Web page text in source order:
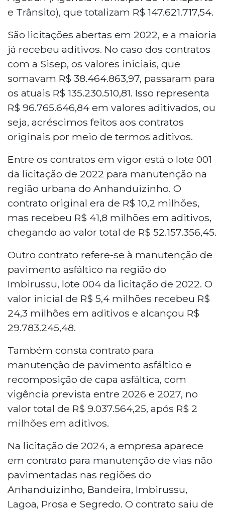
e Trânsito), que totalizam R$ 147.621.717,54.
São licitações abertas em 2022, e a maioria
já recebeu aditivos. No caso dos contratos
com a Sisep, os valores iniciais, que
somavam R$ 38.464.863,97, passaram para
os atuais R$ 135.230.510,81. Isso representa
R$ 96.765.646,84 em valores aditivados, ou
seja, acréscimos feitos aos contratos
originais por meio de termos aditivos.
Entre os contratos em vigor está o lote 001
da licitação de 2022 para manutenção na
região urbana do Anhanduizinho. O
contrato original era de R$ 10,2 milhões,
mas recebeu R$ 41,8 milhões em aditivos,
chegando ao valor total de R$ 52.157.356,45.
Outro contrato refere-se à manutenção de
pavimento asfáltico na região do
Imbirussu, lote 004 da licitação de 2022. O
valor inicial de R$ 5,4 milhões recebeu R$
24,3 milhões em aditivos e alcançou R$
29.783.245,48.
Também consta contrato para
manutenção de pavimento asfáltico e
recomposição de capa asfáltica, com
vigência prevista entre 2026 e 2027, no
valor total de R$ 9.037.564,25, após R$ 2
milhões em aditivos.
Na licitação de 2024, a empresa aparece
em contrato para manutenção de vias não
pavimentadas nas regiões do
Anhanduizinho, Bandeira, Imbirussu,
Lagoa, Prosa e Segredo. O contrato saiu de